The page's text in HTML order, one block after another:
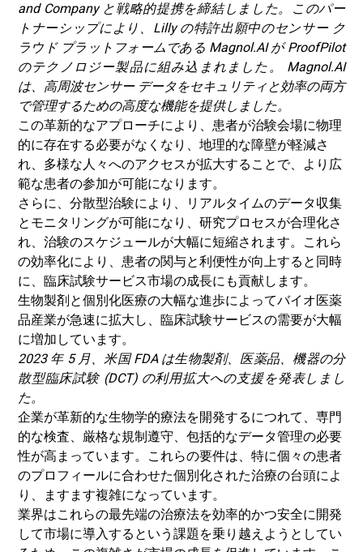
and Company と戦略的提携を締結しました。このパー
トナーシップにより、Lilly の特許出願中のセンサー ク
ラウド プラットフォームである Magnol.AI が ProofPilot
のテクノロジー製品に組み込まれました。 Magnol.AI
は、高周波センサー データをセキュリティと効率の両方
で管理するための高度な機能を提供しました。
この革新的なアプローチにより、患者が治験会場に物理
的に存在する必要がなくなり、地理的な障壁が軽減さ
れ、多様な人々へのアクセスが拡大することで、より広
範な患者の参加が可能になります。
さらに、分散型治験により、リアルタイムのデータ収集
とモニタリングが可能になり、研究プロセスが合理化さ
れ、治験のスケジュールが大幅に短縮されます。これら
の効率化により、患者の関与と利便性が向上すると同時
に、臨床試験サービス市場の成長にも貢献します。
生物製剤と個別化医療の大幅な進歩によってバイオ医薬
品産業が急速に拡大し、臨床試験サービスの需要が大幅
に増加しています。
2023 年 5 月、米国 FDA は生物製剤、医薬品、機器の分
散型臨床試験 (DCT) の利用拡大への支援を発表しまし
た。
企業が革新的な生物学的療法を開発するにつれて、専門
的な検査、厳格な規制遵守、包括的なデータ管理の必要
性が高まっています。これらの要件は、特に個々の患者
のプロフィールに合わせた個別化された治療の台頭によ
り、ますます複雑になっています。
業界はこれらの最先端の治療法を効率的かつ安全に開発
して市場に導入するという課題を乗り越えようとしてい